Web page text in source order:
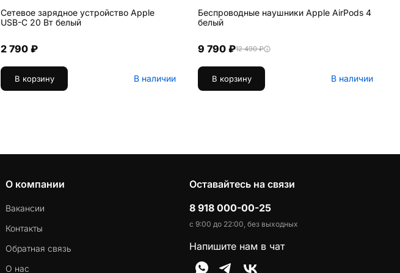
Сетевое зарядное устройство Apple
USB-C 20 Вт белый
2 790 ₽
В корзину В наличии
Беспроводные наушники Apple AirPods 4
белый
9 790 ₽12 490 ₽
В корзину В наличии
О компании
Вакансии
Контакты
Обратная связь
О нас
Оставайтесь на связи
8 918 000-00-25
с 9:00 до 22:00, без выходных
Напишите нам в чат